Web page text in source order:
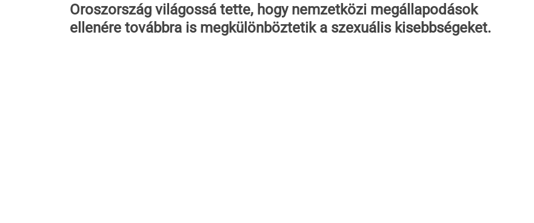
Oroszország világossá tette, hogy nemzetközi megállapodások
ellenére továbbra is megkülönböztetik a szexuális kisebbségeket.